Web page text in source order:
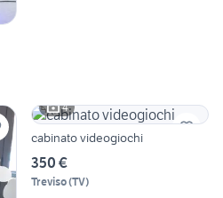
4
cabinato videogiochi
350 €
Treviso(TV)